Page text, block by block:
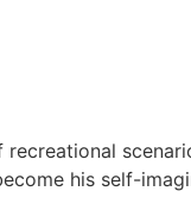
his self-